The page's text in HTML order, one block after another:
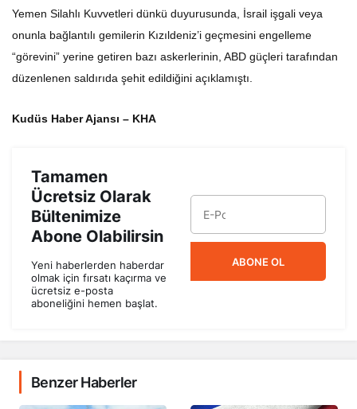
Yemen Silahlı Kuvvetleri dünkü duyurusunda, İsrail işgali veya
onunla bağlantılı gemilerin Kızıldeniz’i geçmesini engelleme
“görevini” yerine getiren bazı askerlerinin, ABD güçleri tarafından
düzenlenen saldırıda şehit edildiğini açıklamıştı.
Kudüs Haber Ajansı – KHA
Tamamen
Ücretsiz Olarak
Bültenimize
Abone Olabilirsin
Yeni haberlerden haberdar
olmak için fırsatı kaçırma ve
ücretsiz e-posta
aboneliğini hemen başlat.
ABONE OL
Benzer Haberler